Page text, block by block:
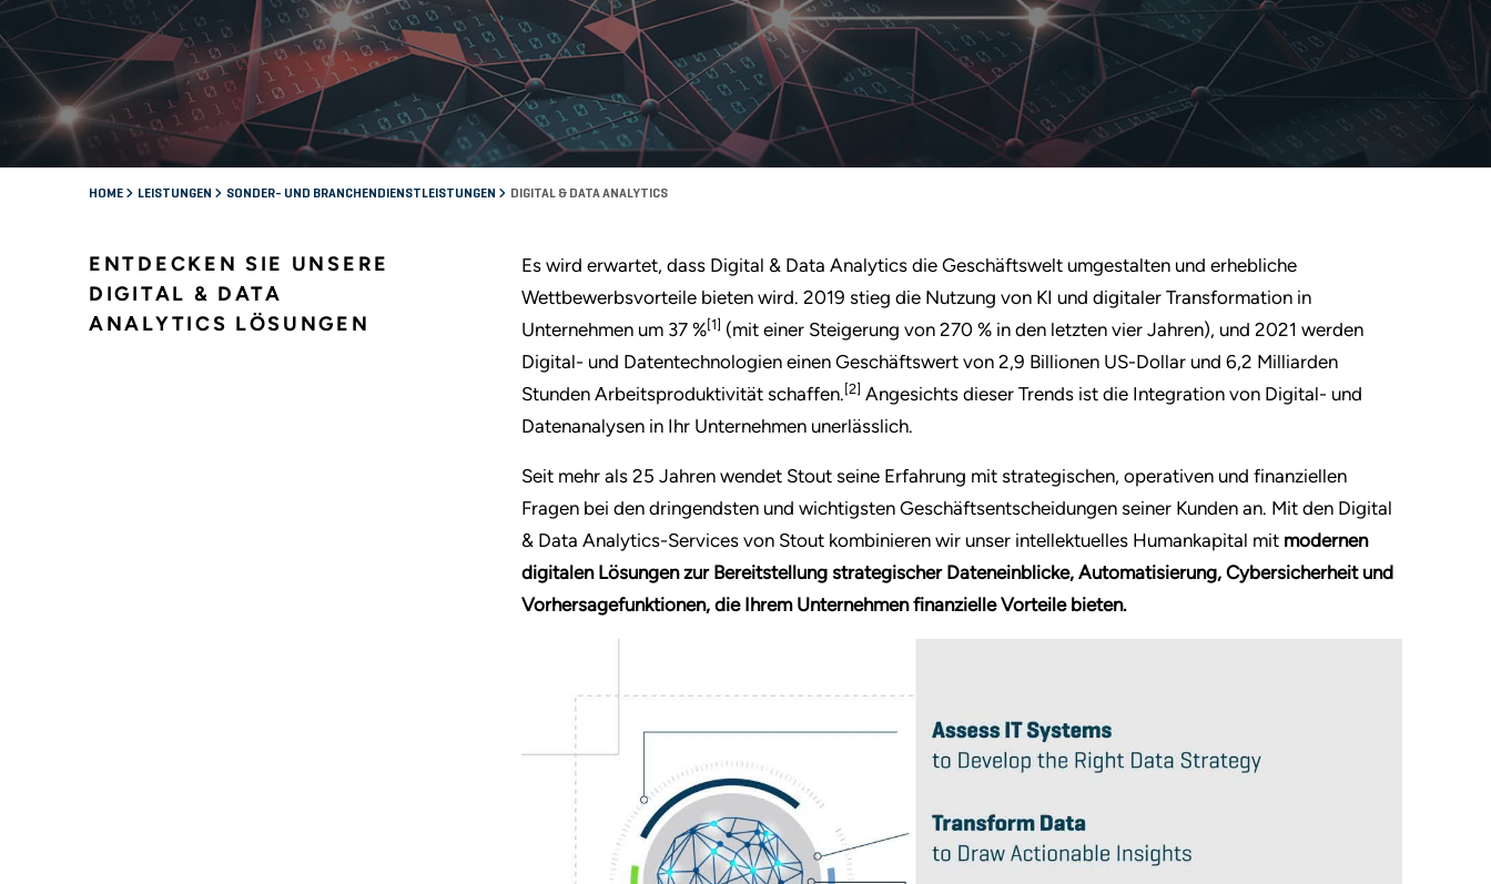
HOME LEISTUNGEN SONDER- UND BRANCHENDIENSTLEISTUNGEN DIGITAL & DATA ANALYTICS
ENTDECKEN SIE UNSERE
DIGITAL & DATA
ANALYTICS LÖSUNGEN
Es wird erwartet, dass Digital & Data Analytics die Geschäftswelt umgestalten und erhebliche
Wettbewerbsvorteile bieten wird. 2019 stieg die Nutzung von KI und digitaler Transformation in
Unternehmen um 37 %[1] (mit einer Steigerung von 270 % in den letzten vier Jahren), und 2021 werden
Digital- und Datentechnologien einen Geschäftswert von 2,9 Billionen US-Dollar und 6,2 Milliarden
Stunden Arbeitsproduktivität schaffen.[2] Angesichts dieser Trends ist die Integration von Digital- und
Datenanalysen in Ihr Unternehmen unerlässlich.
Seit mehr als 25 Jahren wendet Stout seine Erfahrung mit strategischen, operativen und finanziellen
Fragen bei den dringendsten und wichtigsten Geschäftsentscheidungen seiner Kunden an. Mit den Digital
& Data Analytics-Services von Stout kombinieren wir unser intellektuelles Humankapital mit modernen
digitalen Lösungen zur Bereitstellung strategischer Dateneinblicke, Automatisierung, Cybersicherheit und
Vorhersagefunktionen, die Ihrem Unternehmen finanzielle Vorteile bieten.